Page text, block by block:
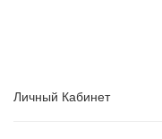
Личный Кабинет